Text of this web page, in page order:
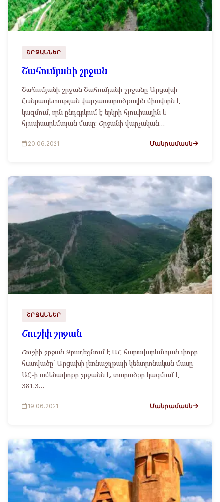
ՇՐՋԱՆՆԵՐ
Շահումյանի շրջան
Շահումյանի շրջան Շահումյանի շրջանը Արցախի
Հանրապետության վարչատարածքային միավորն է
կազմում, որն ընդգրկում է երկրի հյուսիսային և
հյուսիսարևմտյան մասը։ Շրջանի վարչական…
20.06.2021 Մանրամասն
ՇՐՋԱՆՆԵՐ
Շուշիի շրջան
Շուշիի շրջան Զբաղեցնում է ԱՀ հարավարևմտյան փոքր
հատվածը` Արցախի լեռնաշղթայի կենտրոնական մասը:
ԱՀ-ի ամենափոքր շրջանն է, տարածքը կազմում է
381,3…
19.06.2021 Մանրամասն